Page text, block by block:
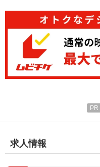
求人情報